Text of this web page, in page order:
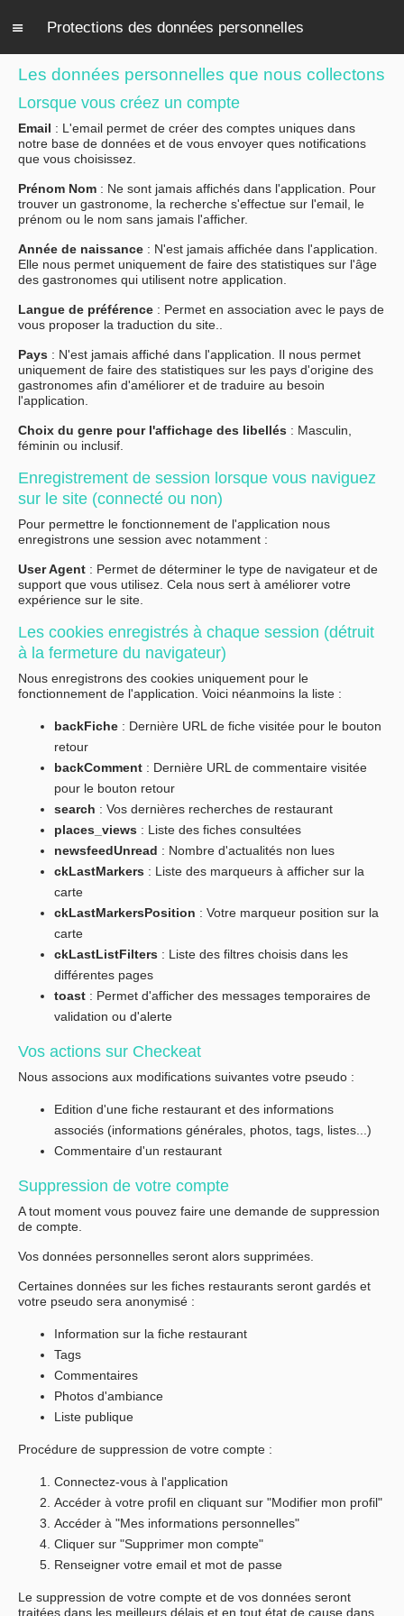
Protections des données personnelles
Les données personnelles que nous collectons
Lorsque vous créez un compte
Email : L'email permet de créer des comptes uniques dans
notre base de données et de vous envoyer ques notifications
que vous choisissez.
Prénom Nom : Ne sont jamais affichés dans l'application. Pour
trouver un gastronome, la recherche s'effectue sur l'email, le
prénom ou le nom sans jamais l'afficher.
Année de naissance : N'est jamais affichée dans l'application.
Elle nous permet uniquement de faire des statistiques sur l'âge
des gastronomes qui utilisent notre application.
Langue de préférence : Permet en association avec le pays de
vous proposer la traduction du site..
Pays : N'est jamais affiché dans l'application. Il nous permet
uniquement de faire des statistiques sur les pays d'origine des
gastronomes afin d'améliorer et de traduire au besoin
l'application.
Choix du genre pour l'affichage des libellés : Masculin,
féminin ou inclusif.
Enregistrement de session lorsque vous naviguez
sur le site (connecté ou non)
Pour permettre le fonctionnement de l'application nous
enregistrons une session avec notamment :
User Agent : Permet de déterminer le type de navigateur et de
support que vous utilisez. Cela nous sert à améliorer votre
expérience sur le site.
Les cookies enregistrés à chaque session (détruit
à la fermeture du navigateur)
Nous enregistrons des cookies uniquement pour le
fonctionnement de l'application. Voici néanmoins la liste :
backFiche : Dernière URL de fiche visitée pour le bouton
retour
backComment : Dernière URL de commentaire visitée
pour le bouton retour
search : Vos dernières recherches de restaurant
places_views : Liste des fiches consultées
newsfeedUnread : Nombre d'actualités non lues
ckLastMarkers : Liste des marqueurs à afficher sur la
carte
ckLastMarkersPosition : Votre marqueur position sur la
carte
ckLastListFilters : Liste des filtres choisis dans les
différentes pages
toast : Permet d'afficher des messages temporaires de
validation ou d'alerte
Vos actions sur Checkeat
Nous associons aux modifications suivantes votre pseudo :
Edition d'une fiche restaurant et des informations
associés (informations générales, photos, tags, listes...)
Commentaire d'un restaurant
Suppression de votre compte
A tout moment vous pouvez faire une demande de suppression
de compte.
Vos données personnelles seront alors supprimées.
Certaines données sur les fiches restaurants seront gardés et
votre pseudo sera anonymisé :
Information sur la fiche restaurant
Tags
Commentaires
Photos d'ambiance
Liste publique
Procédure de suppression de votre compte :
Connectez-vous à l'application
Accéder à votre profil en cliquant sur "Modifier mon profil"
Accéder à "Mes informations personnelles"
Cliquer sur "Supprimer mon compte"
Renseigner votre email et mot de passe
Le suppression de votre compte et de vos données seront
traitées dans les meilleurs délais et en tout état de cause dans